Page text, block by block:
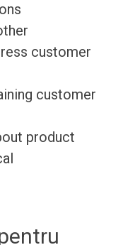
customer
customer
product